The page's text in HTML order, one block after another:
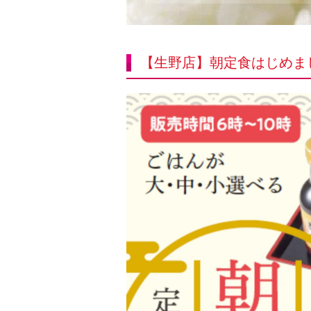
【生野店】朝定食はじめ